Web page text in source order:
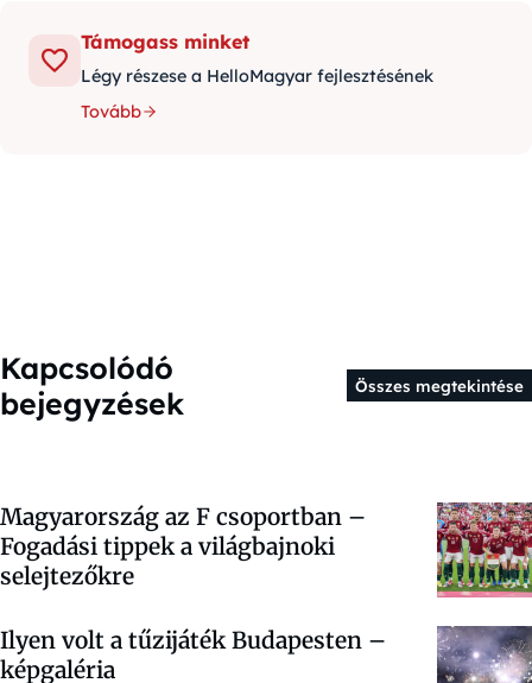
Támogass minket
Légy részese a HelloMagyar fejlesztésének
Tovább
Kapcsolódó
bejegyzések
Összes megtekintése
Magyarország az F csoportban –
Fogadási tippek a világbajnoki
selejtezőkre
Ilyen volt a tűzijáték Budapesten –
képgaléria